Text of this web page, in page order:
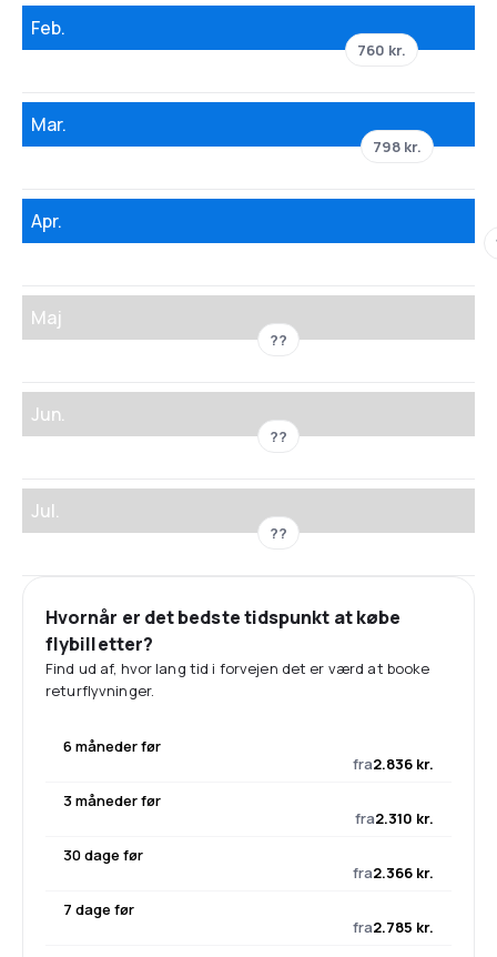
Feb.
760 kr.
Mar.
798 kr.
Apr.
Maj
??
Jun.
??
Jul.
??
Hvornår er det bedste tidspunkt at købe
flybilletter?
Find ud af, hvor lang tid i forvejen det er værd at booke
returflyvninger.
6 måneder før
fra2.836 kr.
3 måneder før
fra2.310 kr.
30 dage før
fra2.366 kr.
7 dage før
fra2.785 kr.